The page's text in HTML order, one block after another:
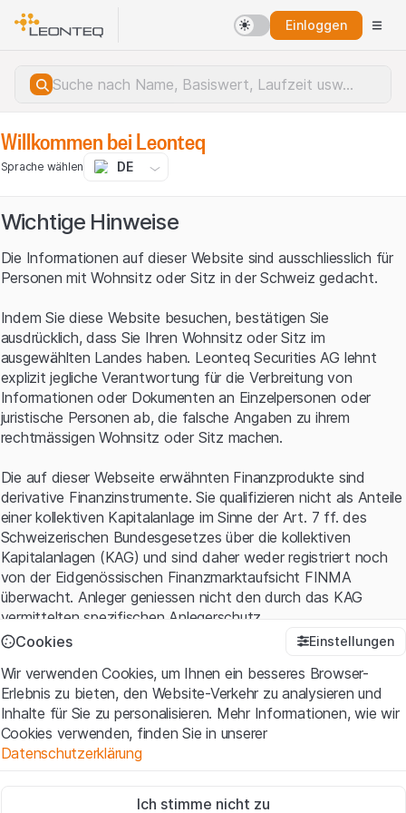
Einloggen
Serverfehler.
Willkommen bei Leonteq
Sprache wählen DE
Wichtige Hinweise
Die Informationen auf dieser Website sind ausschliesslich für
Personen mit Wohnsitz oder Sitz in der Schweiz gedacht.
Indem Sie diese Website besuchen, bestätigen Sie
ausdrücklich, dass Sie Ihren Wohnsitz oder Sitz im
ausgewählten Landes haben. Leonteq Securities AG lehnt
explizit jegliche Verantwortung für die Verbreitung von
Informationen oder Dokumenten an Einzelpersonen oder
juristische Personen ab, die falsche Angaben zu ihrem
rechtmässigen Wohnsitz oder Sitz machen.
Die auf dieser Webseite erwähnten Finanzprodukte sind
derivative Finanzinstrumente. Sie qualifizieren nicht als Anteile
einer kollektiven Kapitalanlage im Sinne der Art. 7 ff. des
Schweizerischen Bundesgesetzes über die kollektiven
Kapitalanlagen (KAG) und sind daher weder registriert noch
von der Eidgenössischen Finanzmarktaufsicht FINMA
überwacht. Anleger geniessen nicht den durch das KAG
vermittelten spezifischen Anlegerschutz.
Mit dem Zugriff auf diese Website der Leonteq Securities AG
(die "Website") erklären Sie, dass Sie die rechtlichen
Informationen und die wichtigen Hinweise und
Nutzungsbedingungenverstanden haben und akzeptieren.
Wenn Sie mit den Nutzungsbedingungen nicht einverstanden
Cookies Einstellungen
Wir verwenden Cookies, um Ihnen ein besseres Browser-
Erlebnis zu bieten, den Website-Verkehr zu analysieren und
Inhalte für Sie zu personalisieren. Mehr Informationen, wie wir
Cookies verwenden, finden Sie in unserer
Datenschutzerklärung
Diese Cookies sind für die Website erforderlich und können nicht
Ich stimme nicht zu